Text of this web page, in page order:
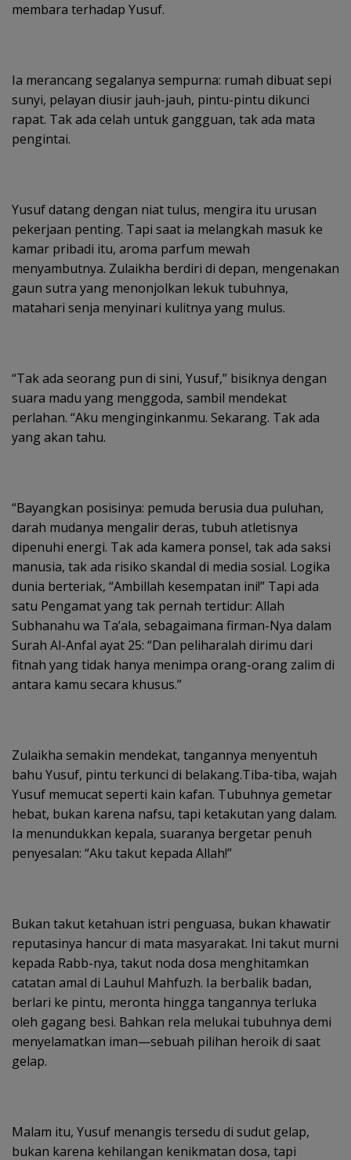
membara terhadap Yusuf.
Ia merancang segalanya sempurna: rumah dibuat sepi
sunyi, pelayan diusir jauh-jauh, pintu-pintu dikunci
rapat. Tak ada celah untuk gangguan, tak ada mata
pengintai.
Yusuf datang dengan niat tulus, mengira itu urusan
pekerjaan penting. Tapi saat ia melangkah masuk ke
kamar pribadi itu, aroma parfum mewah
menyambutnya. Zulaikha berdiri di depan, mengenakan
gaun sutra yang menonjolkan lekuk tubuhnya,
matahari senja menyinari kulitnya yang mulus.
“Tak ada seorang pun di sini, Yusuf,” bisiknya dengan
suara madu yang menggoda, sambil mendekat
perlahan. “Aku menginginkanmu. Sekarang. Tak ada
yang akan tahu.
“Bayangkan posisinya: pemuda berusia dua puluhan,
darah mudanya mengalir deras, tubuh atletisnya
dipenuhi energi. Tak ada kamera ponsel, tak ada saksi
manusia, tak ada risiko skandal di media sosial. Logika
dunia berteriak, “Ambillah kesempatan ini!” Tapi ada
satu Pengamat yang tak pernah tertidur: Allah
Subhanahu wa Ta’ala, sebagaimana firman-Nya dalam
Surah Al-Anfal ayat 25: “Dan peliharalah dirimu dari
fitnah yang tidak hanya menimpa orang-orang zalim di
antara kamu secara khusus.”
Zulaikha semakin mendekat, tangannya menyentuh
bahu Yusuf, pintu terkunci di belakang.Tiba-tiba, wajah
Yusuf memucat seperti kain kafan. Tubuhnya gemetar
hebat, bukan karena nafsu, tapi ketakutan yang dalam.
Ia menundukkan kepala, suaranya bergetar penuh
penyesalan: “Aku takut kepada Allah!”
Bukan takut ketahuan istri penguasa, bukan khawatir
reputasinya hancur di mata masyarakat. Ini takut murni
kepada Rabb-nya, takut noda dosa menghitamkan
catatan amal di Lauhul Mahfuzh. Ia berbalik badan,
berlari ke pintu, meronta hingga tangannya terluka
oleh gagang besi. Bahkan rela melukai tubuhnya demi
menyelamatkan iman—sebuah pilihan heroik di saat
gelap.
Malam itu, Yusuf menangis tersedu di sudut gelap,
bukan karena kehilangan kenikmatan dosa, tapi